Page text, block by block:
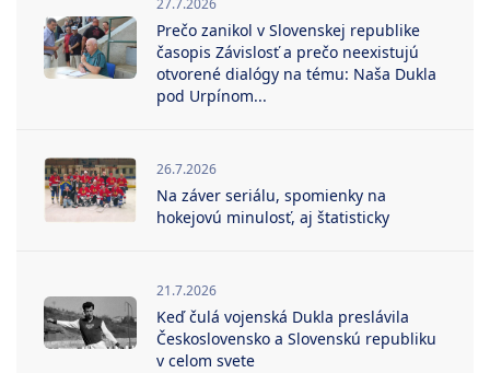
27.7.2026
Prečo zanikol v Slovenskej republike
časopis Závislosť a prečo neexistujú
otvorené dialógy na tému: Naša Dukla
pod Urpínom...
26.7.2026
Na záver seriálu, spomienky na
hokejovú minulosť, aj štatisticky
21.7.2026
Keď čulá vojenská Dukla preslávila
Československo a Slovenskú republiku
v celom svete